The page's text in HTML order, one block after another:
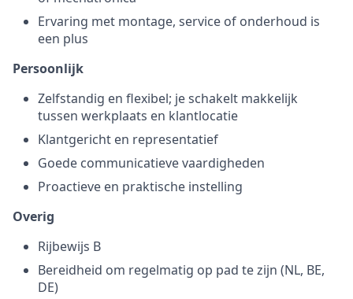
Ervaring met montage, service of onderhoud is
een plus
Persoonlijk
Zelfstandig en flexibel; je schakelt makkelijk
tussen werkplaats en klantlocatie
Klantgericht en representatief
Goede communicatieve vaardigheden
Proactieve en praktische instelling
Overig
Rijbewijs B
Bereidheid om regelmatig op pad te zijn (NL, BE,
DE)